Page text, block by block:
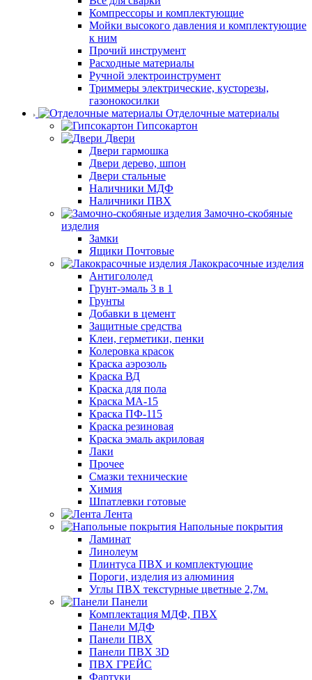
Компрессоры и комплектующие
Мойки высокого давления и комплектующие
к ним
Прочий инструмент
Расходные материалы
Ручной электроинструмент
Триммеры электрические, кусторезы,
газонокосилки
Отделочные материалы
Гипсокартон
Двери
Двери гармошка
Двери дерево, шпон
Двери стальные
Наличники МДФ
Наличники ПВХ
Замочно-скобяные
изделия
Замки
Ящики Почтовые
Лакокрасочные изделия
Антигололед
Грунт-эмаль 3 в 1
Грунты
Добавки в цемент
Защитные средства
Клеи, герметики, пенки
Колеровка красок
Краска аэрозоль
Краска ВД
Краска для пола
Краска МА-15
Краска ПФ-115
Краска резиновая
Краска эмаль акриловая
Лаки
Прочее
Смазки технические
Химия
Шпатлевки готовые
Лента
Напольные покрытия
Ламинат
Линолеум
Плинтуса ПВХ и комплектующие
Пороги, изделия из алюминия
Углы ПВХ текстурные цветные 2,7м.
Панели
Комплектация МДФ, ПВХ
Панели МДФ
Панели ПВХ
Панели ПВХ 3D
ПВХ ГРЕЙС
Фартуки